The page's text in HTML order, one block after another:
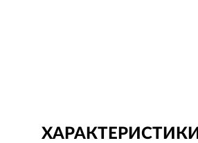
ХАРАКТЕРИСТИКИ